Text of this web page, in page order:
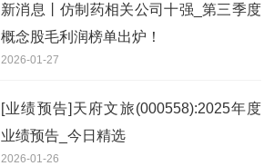
新消息丨仿制药相关公司十强_第三季度
概念股毛利润榜单出炉！
2026-01-27
[业绩预告]天府文旅(000558):2025年度
业绩预告_今日精选
2026-01-26